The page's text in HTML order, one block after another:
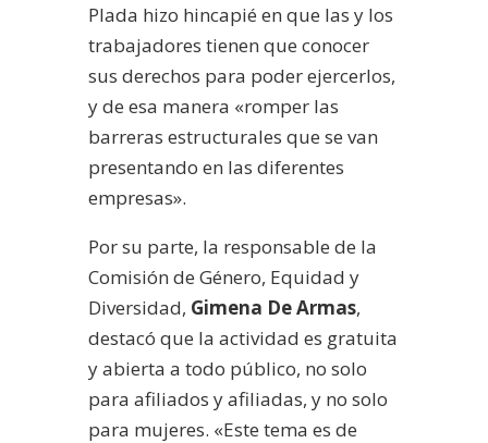
Plada hizo hincapié en que las y los
trabajadores tienen que conocer
sus derechos para poder ejercerlos,
y de esa manera «romper las
barreras estructurales que se van
presentando en las diferentes
empresas».
Por su parte, la responsable de la
Comisión de Género, Equidad y
Diversidad, Gimena De Armas,
destacó que la actividad es gratuita
y abierta a todo público, no solo
para afiliados y afiliadas, y no solo
para mujeres. «Este tema es de